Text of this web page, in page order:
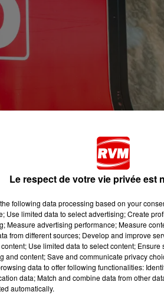
, samedi midi où un
a été emmené à l’hôpital.
sur la chaussée et s’est blessé au
de verglas. Il a aussi été
sur-Meuse où une voiture est
la voiture mais ses deux
charge par les secours.Blessés
de l’intervention.
environs de 5h du matin ce
Le respect de votre vie privée est
following data processing based on your
Use limited data to select advertising; Create
Measure advertising performance; Measure
from different sources; Develop and improve
Use limited data to select content;
and content; Save and communicate privacy
data to offer following functionalities:
data; Match and combine data from other
automatically.